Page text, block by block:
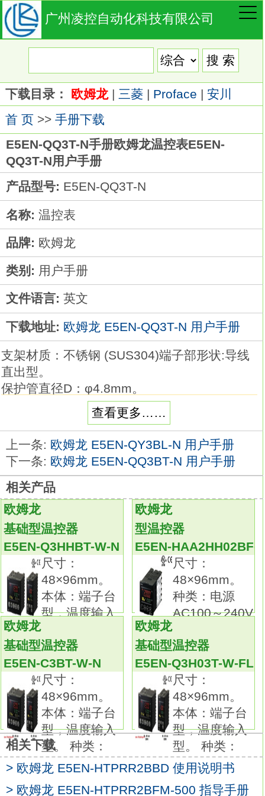
广州凌控自动化科技有限公司
下载目录： 欧姆龙| 三菱| Proface | 安川
首 页>> 手册下载
E5EN-QQ3T-N手册欧姆龙温控表E5EN-
QQ3T-N用户手册
产品型号: E5EN-QQ3T-N
名称: 温控表
品牌: 欧姆龙
类别: 用户手册
文件语言: 英文
下载地址: 欧姆龙 E5EN-QQ3T-N 用户手册
支架材质：不锈钢 (SUS304)端子部形状:导线
直出型。
保护管直径D：φ4.8mm。
保护管长度L：20cm。
导线种类：一般用。
品种丰富的高精度温度传感器系列欧姆龙温控
表用户手册。
在以往的M3螺钉对应品的基础上，
追加有助于降低配线工时的棒状端子对应品。
温度传感器是用作温控器的热感应部件E5EN-
QQ3T-N
可根据要测量的温度、场所、 周围环境选择。
备有种类、形状、 长度及端子部形状各异的产
品。本体：端子台型，温度输入型。
种类：控制输出1点型（电源AC100～240V
用）。
外壳颜色：黑色。
控制输出：继电器输出。
控制模式：标准欧姆龙温控表用户手册。
辅助输出点数：--。
加热器用断线、SSR故障、加热器过电流检测
功能/ES1B用电源：--。
事件输入点数：--。
传送输出：--。
通信：--。
48mm的通用温控器已升级＆功能/性能提升。
指示精度提升、增加了预防维护功能，
查看更多……
上一条: 欧姆龙 E5EN-QY3BL-N 用户手册
下一条: 欧姆龙 E5EN-QQ3BT-N 用户手册
相关产品
欧姆龙
基础型温控器
E5EN-Q3HHBT-W-N
尺寸：
48×96mm。
本体：端子台
型，温度输入
欧姆龙
型温控器
E5EN-HAA2HH02BF-
尺寸：
48×96mm。
种类：电源
AC100～240V
欧姆龙
基础型温控器
E5EN-C3BT-W-N
尺寸：
48×96mm。
本体：端子台
型，温度输入
型。 种类：
欧姆龙
基础型温控器
E5EN-Q3H03T-W-
尺寸：
48×96mm。
本体：端子台
型，温度输入
型。 种类：
相关下载
> 欧姆龙 E5EN-HTPRR2BBD 使用说明书
> 欧姆龙 E5EN-HTPRR2BFM-500 指导手册